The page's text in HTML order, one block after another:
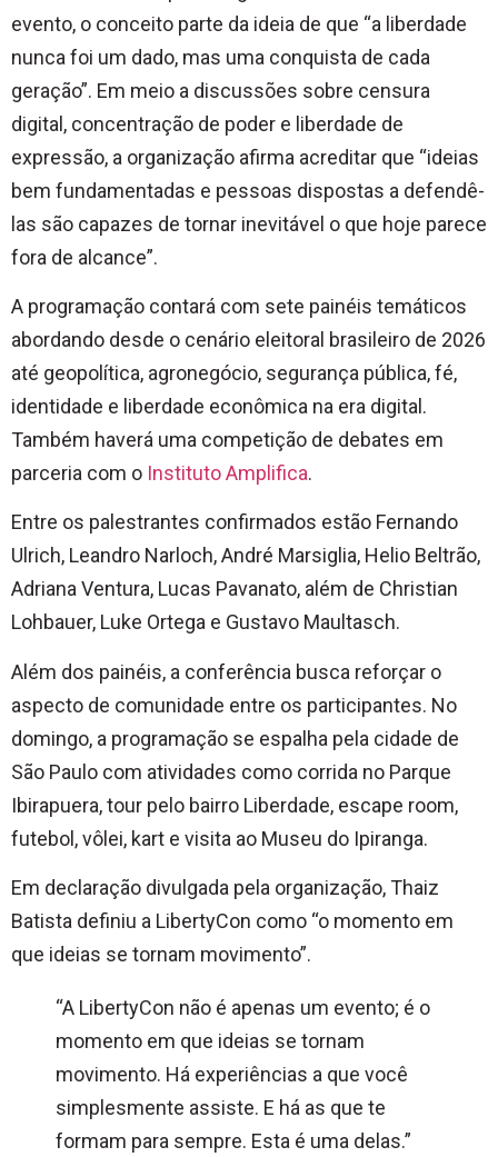
evento, o conceito parte da ideia de que “a liberdade
nunca foi um dado, mas uma conquista de cada
geração”. Em meio a discussões sobre censura
digital, concentração de poder e liberdade de
expressão, a organização afirma acreditar que “ideias
bem fundamentadas e pessoas dispostas a defendê-
las são capazes de tornar inevitável o que hoje parece
fora de alcance”.
A programação contará com sete painéis temáticos
abordando desde o cenário eleitoral brasileiro de 2026
até geopolítica, agronegócio, segurança pública, fé,
identidade e liberdade econômica na era digital.
Também haverá uma competição de debates em
parceria com o Instituto Amplifica.
Entre os palestrantes confirmados estão Fernando
Ulrich, Leandro Narloch,André Marsiglia, Helio Beltrão,
Adriana Ventura, Lucas Pavanato, além de Christian
Lohbauer, Luke Ortega e Gustavo Maultasch.
Além dos painéis, a conferência busca reforçar o
aspecto de comunidade entre os participantes. No
domingo, a programação se espalha pela cidade de
São Paulo com atividades como corrida no Parque
Ibirapuera, tour pelo bairro Liberdade, escape room,
futebol, vôlei, kart e visita ao Museu do Ipiranga.
Em declaração divulgada pela organização,Thaiz
Batista definiu a LibertyCon como “o momento em
que ideias se tornam movimento”.
“A LibertyCon não é apenas um evento; é o
momento em que ideias se tornam
movimento. Há experiências a que você
simplesmente assiste. E há as que te
formam para sempre. Esta é uma delas.”